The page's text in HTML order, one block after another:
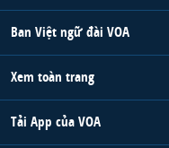
Ban Việt ngữ đài VOA
Xem toàn trang
Tải App của VOA